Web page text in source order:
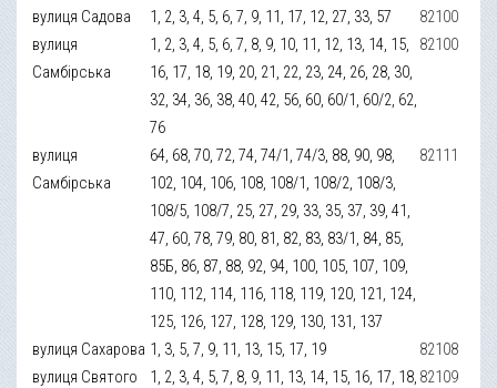
вулиця Садова 1, 2, 3, 4, 5, 6, 7, 9, 11, 17, 12, 27, 33, 57
82100
вулиця
Самбірська
1, 2, 3, 4, 5, 6, 7, 8, 9, 10, 11, 12, 13, 14, 15,
16, 17, 18, 19, 20, 21, 22, 23, 24, 26, 28, 30,
32, 34, 36, 38, 40, 42, 56, 60, 60/1, 60/2, 62,
76
82100
вулиця
Самбірська
64, 68, 70, 72, 74, 74/1, 74/3, 88, 90, 98,
102, 104, 106, 108, 108/1, 108/2, 108/3,
108/5, 108/7, 25, 27, 29, 33, 35, 37, 39, 41,
47, 60, 78, 79, 80, 81, 82, 83, 83/1, 84, 85,
85Б, 86, 87, 88, 92, 94, 100, 105, 107, 109,
110, 112, 114, 116, 118, 119, 120, 121, 124,
125, 126, 127, 128, 129, 130, 131, 137
82111
вулиця Сахарова 1, 3, 5, 7, 9, 11, 13, 15, 17, 19
82108
вулиця Святого
1, 2, 3, 4, 5, 7, 8, 9, 11, 13, 14, 15, 16, 17, 18, 82109